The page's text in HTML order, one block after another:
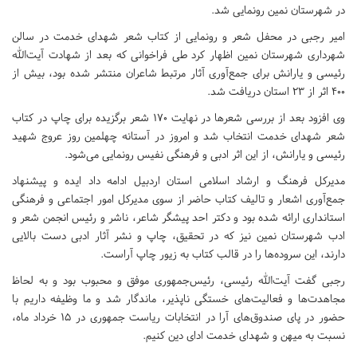
در شهرستان نمین رونمایی شد.
امیر رجبی در محفل شعر و رونمایی از کتاب شعر شهدای خدمت در سالن
شهرداری شهرستان نمین اظهار کرد طی فراخوانی که بعد از شهادت آیت‌الله
رئیسی و یارانش برای جمع‌آوری آثار مرتبط شاعران منتشر شده بود، بیش از
۴۰۰ اثر از ۲۳ استان دریافت شد.
وی افزود بعد از بررسی شعرها در نهایت ۱۷۰ شعر برگزیده برای چاپ در کتاب
شعر شهدای خدمت انتخاب شد و امروز در آستانه چهلمین روز عروج شهید
رئیسی و یارانش، از این اثر ادبی و فرهنگی نفیس رونمایی می‌شود.
مدیرکل فرهنگ و ارشاد اسلامی استان اردبیل ادامه داد ایده و پیشنهاد
جمع‌آوری اشعار و تالیف کتاب حاضر از سوی مدیرکل امور اجتماعی و فرهنگی
استانداری ارائه شده بود و دکتر احد پیشگر شاعر، ناشر و رئیس انجمن شعر و
ادب شهرستان نمین نیز که در تحقیق، چاپ و نشر آثار ادبی دست بالایی
دارند، این سروده‌ها را در قالب کتاب به زیور چاپ آراست.
رجبی گفت آیت‌الله رئیسی، رئیس‌جمهوری موفق و محبوب بود و به لحاظ
مجاهدت‌ها و فعالیت‌های خستگی ناپذیر، ماندگار شد و ما وظیفه داریم با
حضور در پای صندوق‌های آرا در انتخابات ریاست جمهوری در ۱۵ خرداد ماه،
نسبت به میهن و شهدای خدمت ادای دین کنیم.